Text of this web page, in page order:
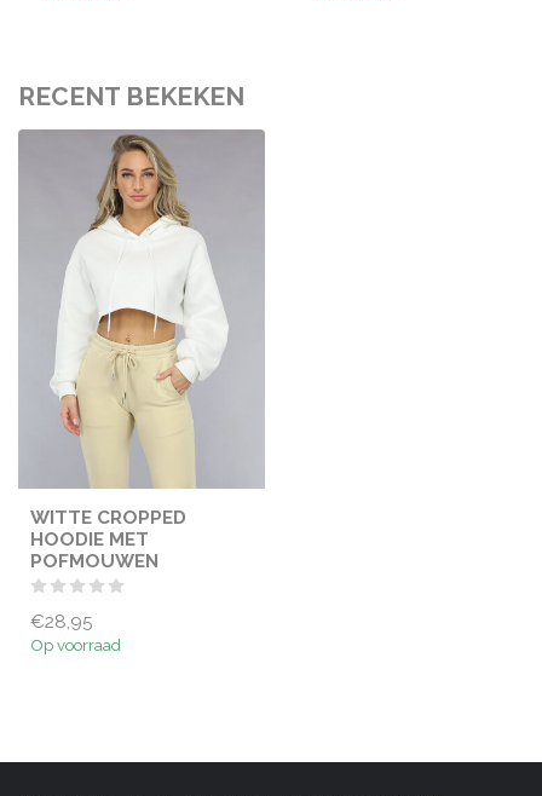
RECENT BEKEKEN
WITTE CROPPED
HOODIE MET
POFMOUWEN
€28,95
Op voorraad